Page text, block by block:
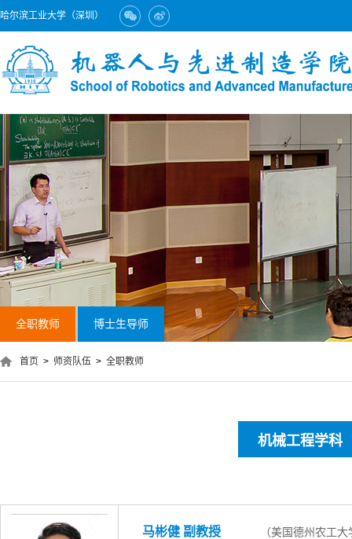
哈尔滨工业大学（深圳）
全职教师 博士生导师
首页 > 师资队伍 > 全职教师
机械工程学科
马彬健 副教授 （美国德州农工